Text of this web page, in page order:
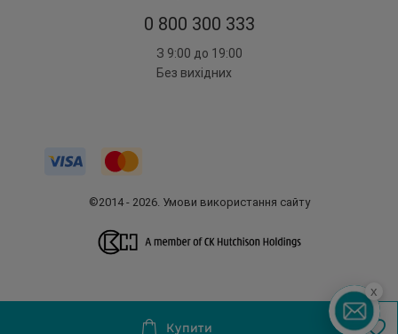
0 800 300 333
З 9:00 до 19:00
Без вихідних
©2014 - 2026. Умови використання сайту
x